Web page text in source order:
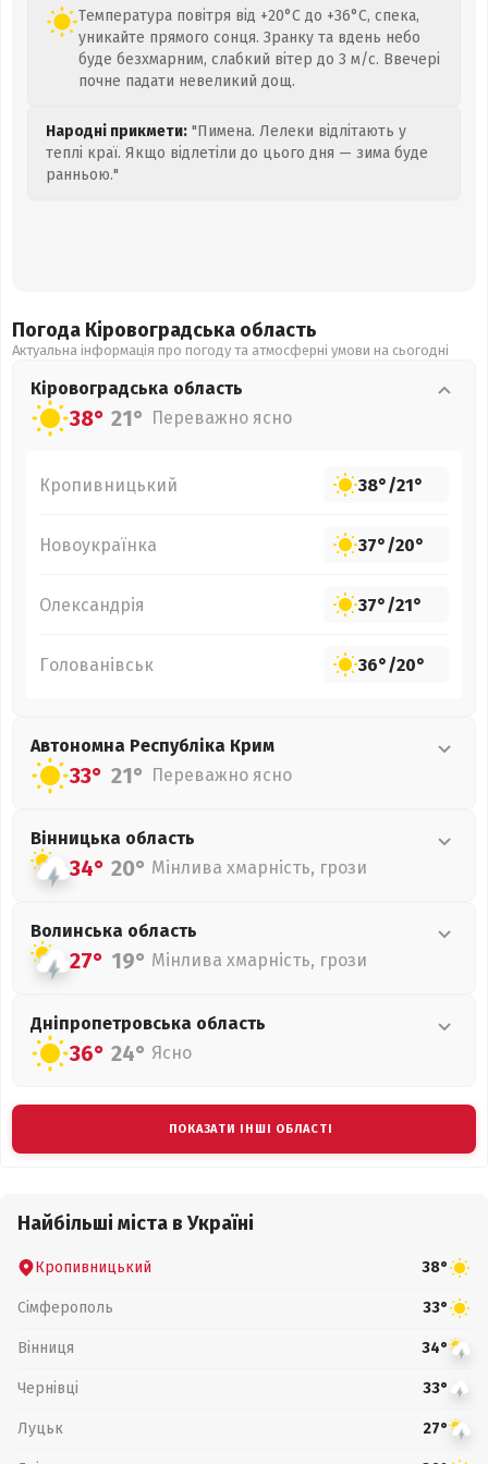
Температура повітря від +20°C до +36°C, спека,
уникайте прямого сонця. Зранку та вдень небо
буде безхмарним, слабкий вітер до 3 м/с. Ввечері
почне падати невеликий дощ.
Народні прикмети: "Пимена. Лелеки відлітають у
теплі краї. Якщо відлетіли до цього дня — зима буде
ранньою."
Погода Кіровоградська область
Актуальна інформація про погоду та атмосферні умови на сьогодні
Кіровоградська область
38° 21° Переважно ясно
Кропивницький 38°/21°
Новоукраїнка 37°/20°
Олександрія 37°/21°
Голованівськ 36°/20°
Автономна Республіка Крим
33° 21° Переважно ясно
Вінницька область
34° 20° Мінлива хмарність, грози
Волинська область
27° 19° Мінлива хмарність, грози
Дніпропетровська область
36° 24° Ясно
ПОКАЗАТИ ІНШІ ОБЛАСТІ
Найбільші міста в Україні
Кропивницький 38°
Сімферополь 33°
Вінниця 34°
Чернівці 33°
Луцьк 27°